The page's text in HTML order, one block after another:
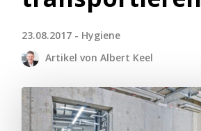
23.08.2017 - Hygiene
Artikel von Albert Keel